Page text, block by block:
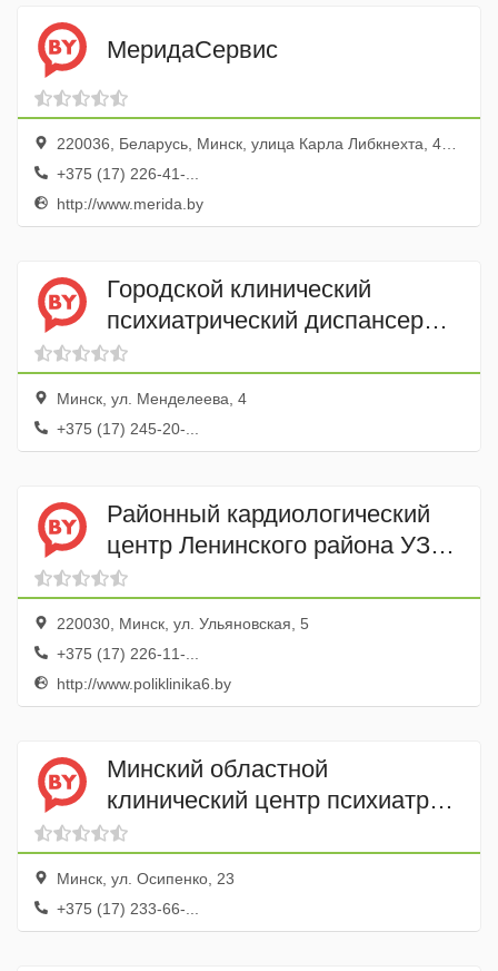
МеридаСервис
220036, Беларусь, Минск, улица Карла Либкнехта, 45, оф. 14
+375 (17) 226-41-...
http://www.merida.by
Городской клинический
психиатрический диспансер
Психоневрологический
дневной стационар
Минск, ул. Менделеева, 4
+375 (17) 245-20-...
Районный кардиологический
центр Ленинского района УЗ
Поликлиника № 6
220030, Минск, ул. Ульяновская, 5
+375 (17) 226-11-...
http://www.poliklinika6.by
Минский областной
клинический центр психиатрия-
наркология
Минск, ул. Осипенко, 23
+375 (17) 233-66-...